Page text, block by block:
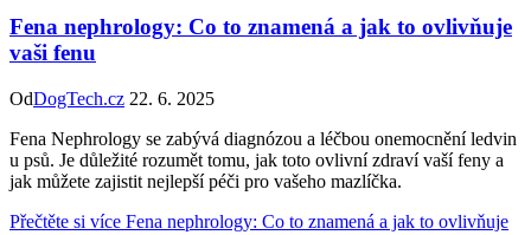
Fena nephrology: Co to znamená a jak to ovlivňuje
vaši fenu
OdDogTech.cz 22. 6. 2025
Fena Nephrology se zabývá diagnózou a léčbou onemocnění ledvin
u psů. Je důležité rozumět tomu, jak toto ovlivní zdraví vaší feny a
jak můžete zajistit nejlepší péči pro vašeho mazlíčka.
Přečtěte si více Fena nephrology: Co to znamená a jak to ovlivňuje